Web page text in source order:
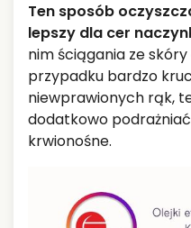
Ten sposób
lepszy dla cer
nim ściągania ze
przypadku bardzo
niewprawionych rąk,
dodatkowo
krwionośne.